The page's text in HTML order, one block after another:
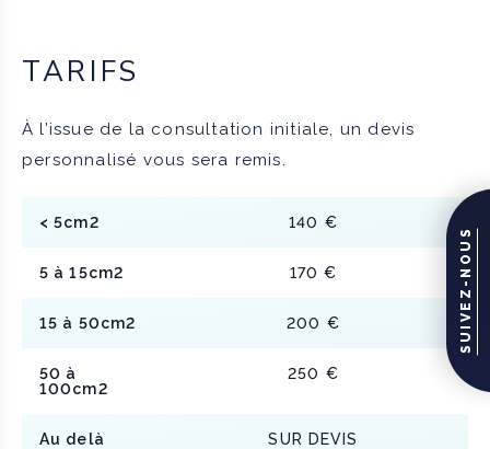
SUIVEZ-NOUS
TARIFS
À l’issue de la consultation initiale, un devis
personnalisé vous sera remis.
< 5cm2 140 €
5 à 15cm2 170 €
15 à 50cm2 200 €
50 à
100cm2
250 €
Au delà SUR DEVIS